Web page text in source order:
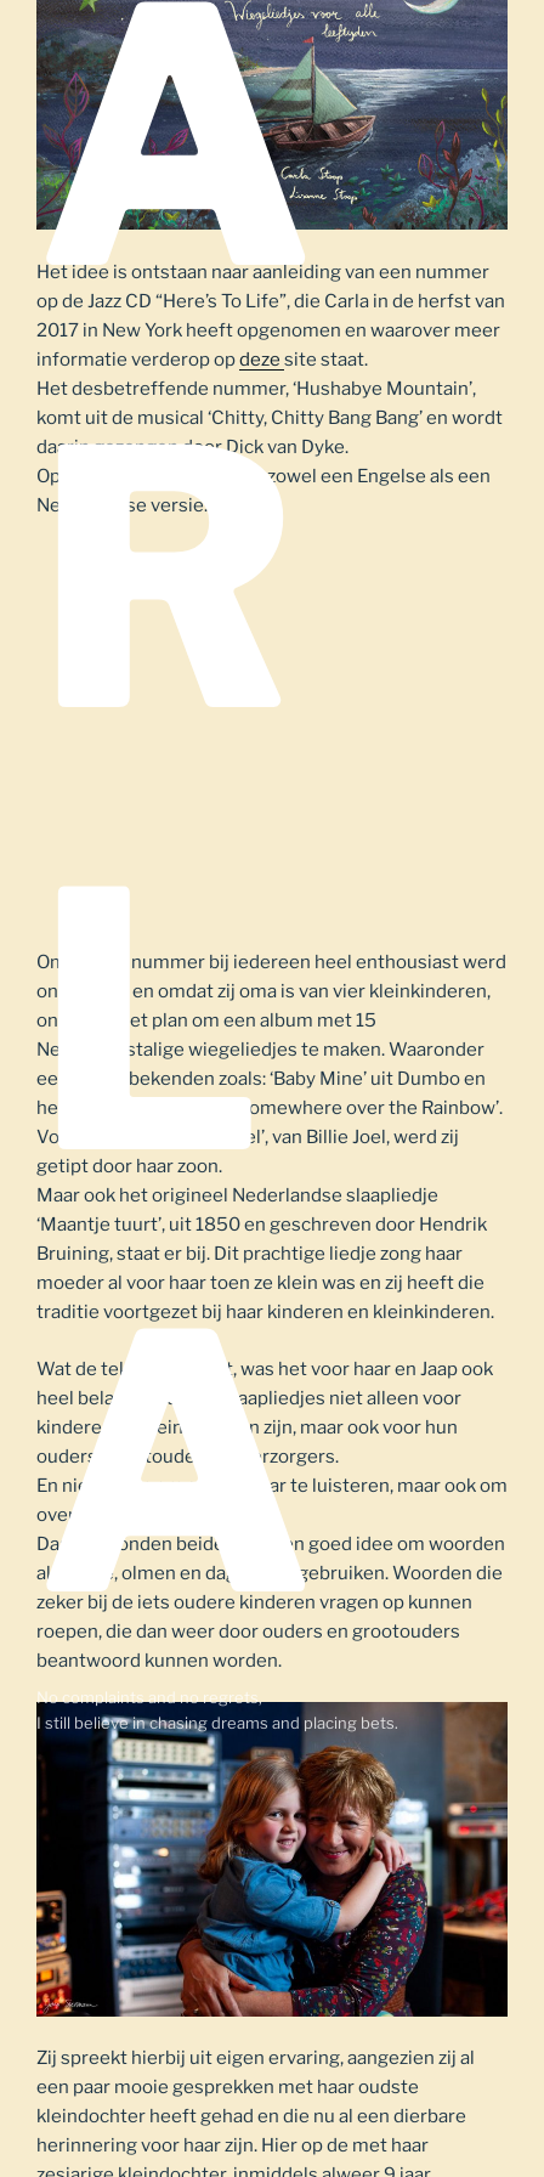
A
R
L
A
No complaints and no regrets,
Het idee is ontstaan naar aanleiding van een nummer
op de Jazz CD “Here’s To Life”, die Carla in de herfst van
2017 in New York heeft opgenomen en waarover meer
informatie verderop opdeze site staat.
Het desbetreffende nummer, ‘Hushabye Mountain’,
komt uit de musical ‘Chitty, Chitty Bang Bang’ en wordt
daarin gezongen door Dick van Dyke.
Op haar New York CD staat zowel een Engelse als een
Nederlandse versie.
Omdat het nummer bij iedereen heel enthousiast werd
ontvangen en omdat zij oma is van vier kleinkinderen,
ontstond het plan om een album met 15
Nederlandstalige wiegeliedjes te maken. Waaronder
een aantal bekenden zoals: ‘Baby Mine’ uit Dumbo en
het prachtige nummer ’Somewhere over the Rainbow’.
Voor ‘Goodnight my Angel’, van Billie Joel, werd zij
getipt door haar zoon.
Maar ook het origineel Nederlandse slaapliedje
‘Maantje tuurt’, uit 1850 en geschreven door Hendrik
Bruining, staat er bij. Dit prachtige liedje zong haar
moeder al voor haar toen ze klein was en zij heeft die
traditie voortgezet bij haar kinderen en kleinkinderen.
Wat de teksten betreft, was het voor haar en Jaap ook
heel belangrijk dat de slaapliedjes niet alleen voor
kinderen en kleinkinderen zijn, maar ook voor hun
ouders, grootouders en verzorgers.
En niet alleen om samen naar te luisteren, maar ook om
over te kunnen praten.
Daarom vonden beiden het een goed idee om woorden
als tabee, olmen en dagster te gebruiken. Woorden die
zeker bij de iets oudere kinderen vragen op kunnen
roepen, die dan weer door ouders en grootouders
beantwoord kunnen worden.
Zij spreekt hierbij uit eigen ervaring, aangezien zij al
een paar mooie gesprekken met haar oudste
kleindochter heeft gehad en die nu al een dierbare
herinnering voor haar zijn. Hier op de met haar